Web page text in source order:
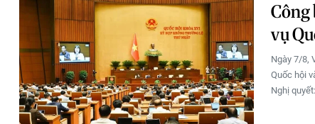
Công
vụ
Ngày 7/8,
Quốc hội
Nghị quyết: